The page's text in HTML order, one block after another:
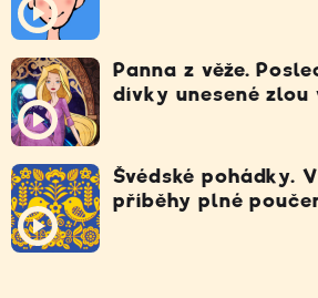
Panna z věže.
dívky unesené zlou
Švédské pohádky.
příběhy plné